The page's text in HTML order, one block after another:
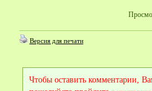
Версия для печати
Чтобы оставить комментарии,